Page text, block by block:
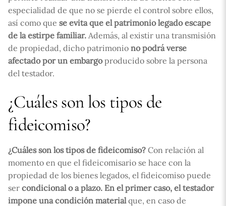
especialidad de que no se pierde el control sobre ellos,
así como que se evita que el patrimonio legado escape
de la estirpe familiar. Además, al existir una transmisión
de propiedad, dicho patrimonio no podrá verse
afectado por un embargoproducido sobre la persona
del testador.
¿Cuáles son los tipos de
fideicomiso?
¿Cuáles son los tipos de fideicomiso? Con relación al
momento en que el fideicomisario se hace con la
propiedad de los bienes legados, el fideicomiso puede
ser condicional o a plazo. En el primer caso, el testador
impone unacondición material que, en caso de